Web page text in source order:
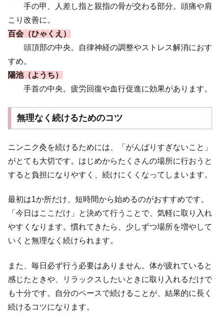
手の甲、人差し指と親指の骨が交わる部分。頭痛や肩
こり改善に。
百会（ひゃくえ）
頭頂部の中央。自律神経の調整やストレス解消におす
すめ。
陽池（ようち）
手首の中央。疲労回復や血行促進に効果があります。
無理なく続けるためのコツ
ニンニク灸を続けるためには、「がんばりすぎないこと」
がとても大切です。はじめからたくさんの場所に行おうと
すると負担になりやすく、続けにくくなってしまいます。
最初は1か所だけ、短時間から始めるのがおすすめです。
「今日はここだけ」と決めて行うことで、気軽に取り入れ
やすくなります。慣れてきたら、少しずつ場所を増やして
いくと無理なく続けられます。
また、毎日必ず行う必要はありません。体が疲れていると
感じたときや、リラックスしたいときに取り入れるだけで
も十分です。自分のペースで続けることが、結果的に長く
続けるコツになります。